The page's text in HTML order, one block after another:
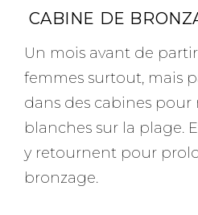
CABINE DE
Un mois avant de
femmes surtout, mais
dans des cabines pour
blanches sur la plage.
y retournent pour
bronzage.